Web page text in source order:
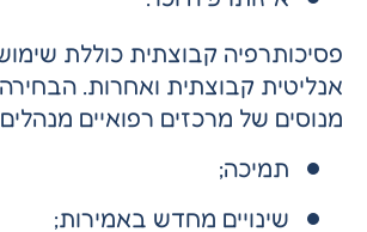
פסיכותרפיה קבוצתית כוללת
אנליטית קבוצתית ואחרות.
מנוסים של מרכזים רפואיים
תמיכה;
שינויים מחדש באמירות;